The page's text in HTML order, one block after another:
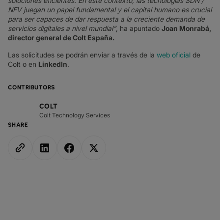
CONTRIBUTORS
COLT
Colt Technology Services
SHARE
NFV juegan un papel fundamental y el capital humano es crucial
para ser capaces de dar respuesta a la creciente demanda de
servicios digitales a nivel mundial”, ha apuntado Joan Monrabá,
director general de Colt España.
Las solicitudes se podrán enviar a través de la web oficial de
Colt o en LinkedIn.